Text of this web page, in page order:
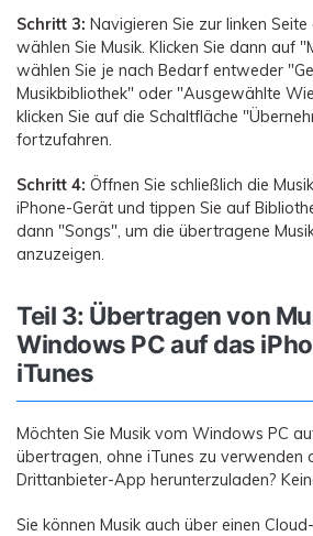
Schritt 3: Navigieren Sie zur linken
wählen Sie Musik. Klicken Sie dann auf
wählen Sie je nach Bedarf entweder
Musikbibliothek" oder "Ausgewählte
klicken Sie auf die Schaltfläche
fortzufahren.
Schritt 4: Öffnen Sie schließlich die
iPhone-Gerät und tippen Sie auf
dann "Songs", um die übertragene
anzuzeigen.
Teil 3: Übertragen von
Windows PC auf das
iTunes
Möchten Sie Musik vom Windows PC
übertragen, ohne iTunes zu verwenden
Drittanbieter-App herunterzuladen?
Sie können Musik auch über einen